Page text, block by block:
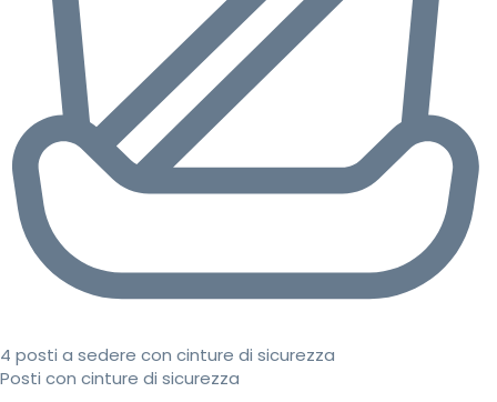
4 posti a sedere con cinture di sicurezza
Posti con cinture di sicurezza